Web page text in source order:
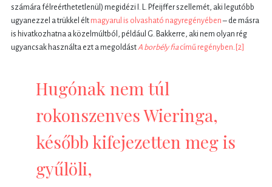
számára félreérthetetlenül) megidézi I. L. Pfeijffer szellemét, aki legutóbb
ugyanezzel a trükkel élt magyarul is olvasható nagyregényében– de másra
is hivatkozhatna a közelmúltból, például G. Bakkerre, aki nem olyan rég
ugyancsak használta ezt a megoldást A borbély fiacímű regényben [2]
Hugónak nem túl
rokonszenves Wieringa,
később kifejezetten meg is
gyűlöli,